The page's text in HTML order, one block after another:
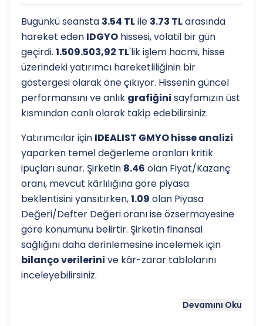
Bugünkü seansta 3.54 TLile 3.73 TLarasında
hareket eden IDGYO hissesi, volatil bir gün
geçirdi. 1.509.503,92 TL'lik işlem hacmi, hisse
üzerindeki yatırımcı hareketliliğinin bir
göstergesi olarak öne çıkıyor. Hissenin güncel
performansını ve anlık grafiğini sayfamızın üst
kısmından canlı olarak takip edebilirsiniz.
Yatırımcılar için IDEALIST GMYO hisse analizi
yaparken temel değerleme oranları kritik
ipuçları sunar. Şirketin 8.46 olan Fiyat/Kazanç
oranı, mevcut kârlılığına göre piyasa
beklentisini yansıtırken,1.09 olan Piyasa
Değeri/Defter Değeri oranı ise özsermayesine
göre konumunu belirtir. Şirketin finansal
sağlığını daha derinlemesine incelemek için
bilanço verilerini ve kâr-zarar tablolarını
inceleyebilirsiniz.
Hissenin uzun vadeli trendini ve potansiyelDevamını Oku